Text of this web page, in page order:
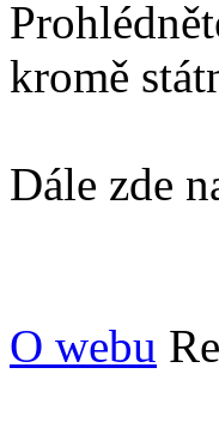
kromě
Dále zde
O webu